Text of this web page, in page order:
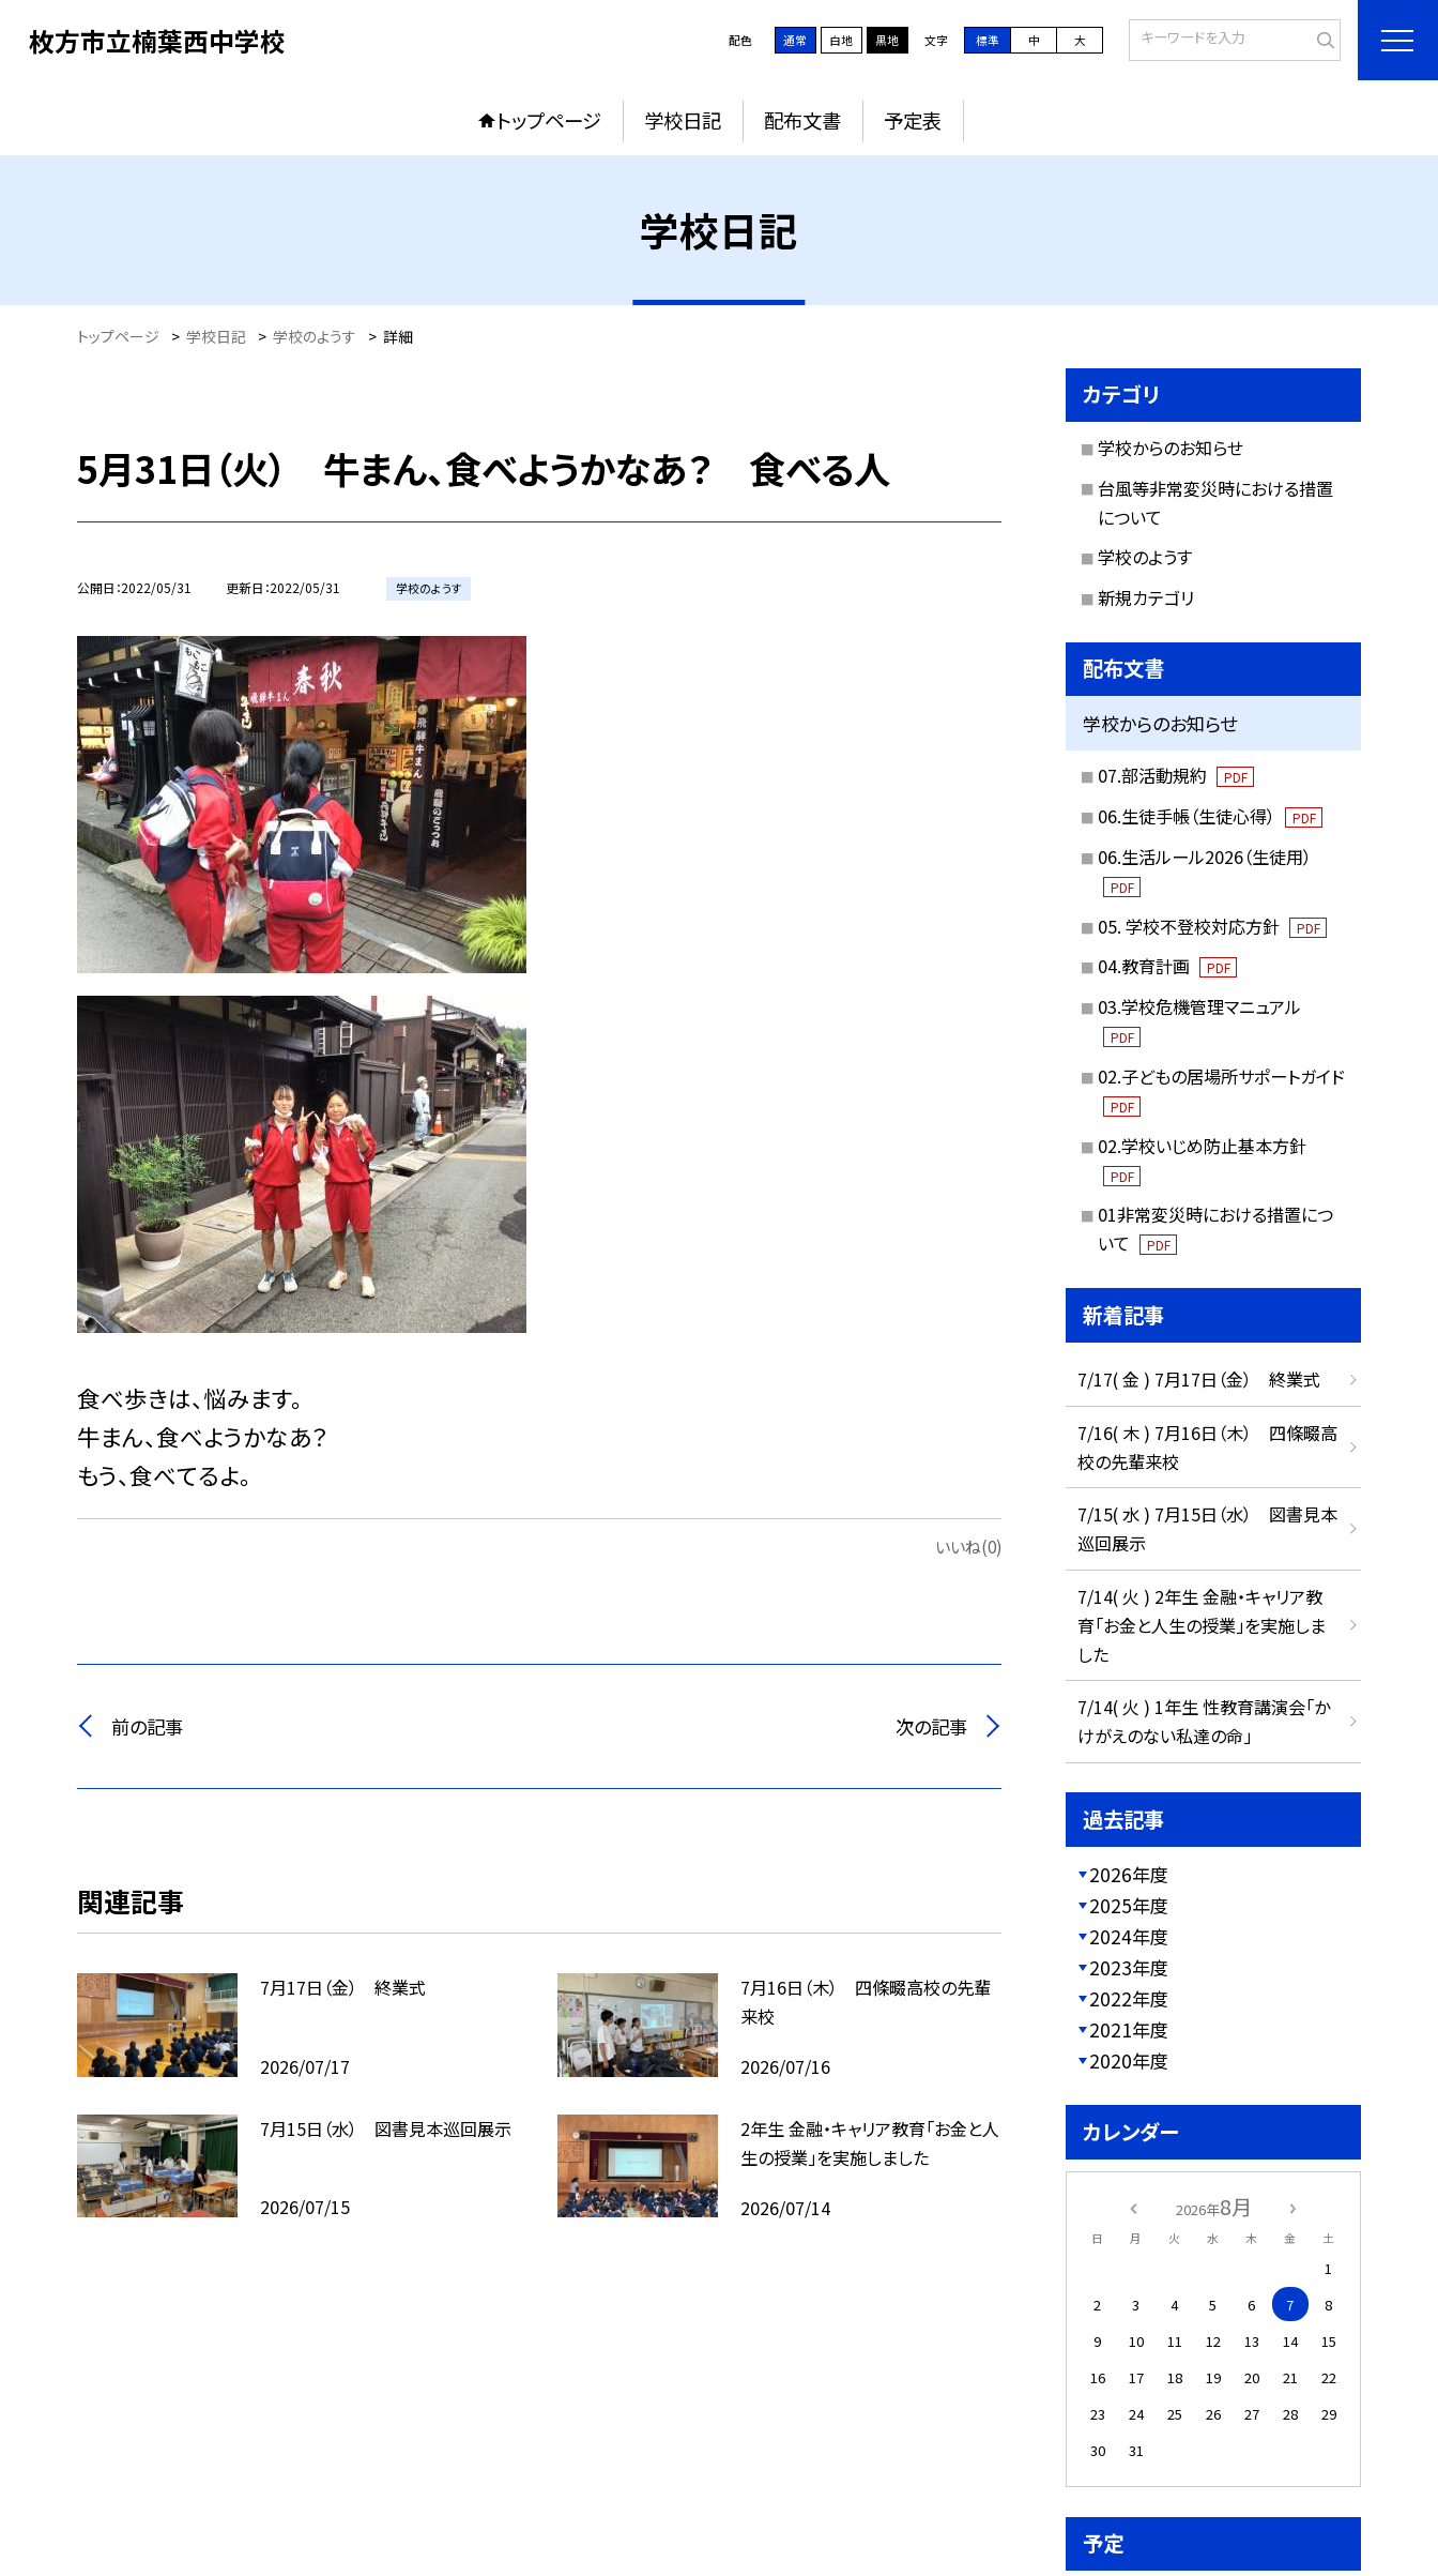
枚方市立楠葉西中学校 配色 通常 白地 黒地 文字 標準 中 大
トップページ 学校日記 配布文書 予定表
学校日記
トップページ > 学校日記 > 学校のようす > 詳細
5月31日（火） 牛まん、食べようかなあ？ 食べる人
公開日 2022/05/31 更新日 2022/05/31 学校のようす
食べ歩きは、悩みます。
牛まん、食べようかなあ？
もう、食べてるよ。
いいね(0)
前の記事 次の記事
関連記事
7月17日（金） 終業式
2026/07/17
7月16日（木） 四條畷高校の先輩
来校
2026/07/16
7月15日（水） 図書見本巡回展示
2026/07/15
2年生 金融・キャリア教育「お金と人
生の授業」を実施しました
2026/07/14
カテゴリ
学校からのお知らせ
台風等非常変災時における措置
について
学校のようす
新規カテゴリ
配布文書
学校からのお知らせ
07.部活動規約 PDF
06.生徒手帳（生徒心得） PDF
06.生活ルール2026（生徒用）
PDF
05. 学校不登校対応方針 PDF
04.教育計画 PDF
03.学校危機管理マニュアル
PDF
02.子どもの居場所サポートガイド
PDF
02.学校いじめ防止基本方針
PDF
01非常変災時における措置につ
いて
PDF
新着記事
7/17( 金 ) 7月17日（金） 終業式
7/16( 木 ) 7月16日（木） 四條畷高
校の先輩来校
7/15( 水 ) 7月15日（水） 図書見本
巡回展示
7/14( 火 ) 2年生 金融・キャリア教
育「お金と人生の授業」を実施しま
した
7/14( 火 ) 1年生 性教育講演会「か
けがえのない私達の命」
過去記事
2026年度
2025年度
2024年度
2023年度
2022年度
2021年度
2020年度
カレンダー
2026年8月
日 月 火 水 木 金 土
1
2
3 4 5 6 7
8
9
10 11 12 13 14
15
16
17 18 19 20 21
22
23
24 25 26 27 28
29
30
31
予定